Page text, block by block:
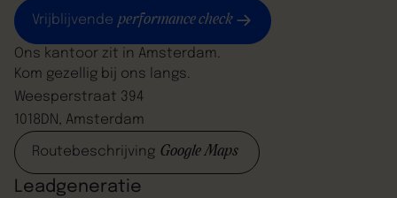
Vrijblijvende performance check
Ons kantoor zit in Amsterdam.
Kom gezellig bij ons langs.
Weesperstraat 394
1018DN, Amsterdam
Routebeschrijving Google Maps
Leadgeneratie